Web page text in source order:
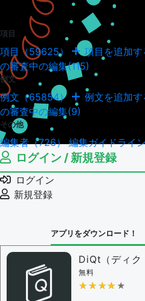
項目
項目（59625） 項目を追加す
の審査中の編集(115)
例文
例文（65854） 例文を追加す
の審査中の編集(9)
その他
編集者（726）編集ガイドライ
ログイン / 新規登録
ログイン
新規登録
アプリをダウンロード！
DiQt（ディク
無料
★★★★★
★★★★★